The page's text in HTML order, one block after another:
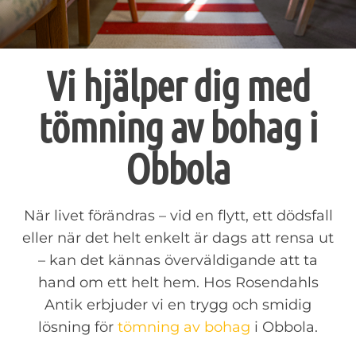
Vi hjälper dig med
tömning av bohag i
Obbola
När livet förändras – vid en flytt, ett dödsfall
eller när det helt enkelt är dags att rensa ut
– kan det kännas överväldigande att ta
hand om ett helt hem. Hos Rosendahls
Antik erbjuder vi en trygg och smidig
lösning för tömning av bohag i Obbola.